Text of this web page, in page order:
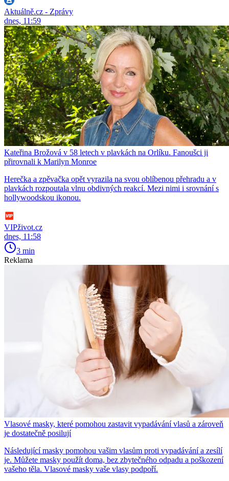
Aktuálně.cz - Zprávy
dnes, 11:59
Kateřina Brožová v 58 letech v plavkách na Orlíku. Fanoušci ji
přirovnali k Marilyn Monroe
Herečka a zpěvačka opět vyrazila na svou oblíbenou přehradu a v
plavkách rozpoutala vlnu obdivných reakcí. Mezi nimi i srovnání s
hollywoodskou ikonou.
VIPživot.cz
dnes, 11:58
3 min
Reklama
Vlasové masky, které pomohou zastavit vypadávání vlasů a zároveň
je dostatečně posilují
Následující masky pomohou vašim vlasům proti vypadávání a zesílí
je. Můžete masky použít doma, bez zbytečného odpadu a poškození
vašeho těla. Vlasové masky vaše vlasy podpoří.